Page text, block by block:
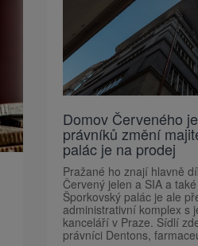
Domov Červeného
právníků změní
palác je na prodej
Pražané ho znají hlavně
Červený jelen a SIA a
Šporkovský palác je ale
administrativní komplex s
kanceláří v Praze. Sídlí
právníci Dentons,